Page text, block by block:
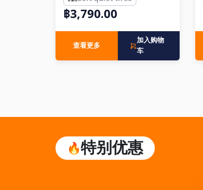
฿3,790.00
查看更多
加入购物
车
特别优惠